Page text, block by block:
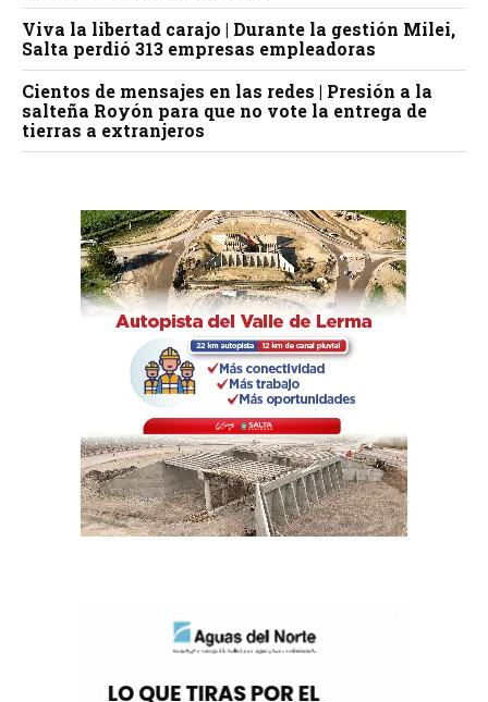
Viva la libertad carajo | Durante la gestión Milei,
Salta perdió 313 empresas empleadoras
Cientos de mensajes en las redes | Presión a la
salteña Royón para que no vote la entrega de
tierras a extranjeros